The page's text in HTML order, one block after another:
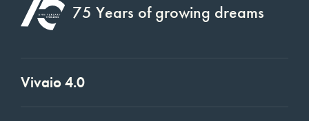
75 Years of growing dreams
Vivaio 4.0